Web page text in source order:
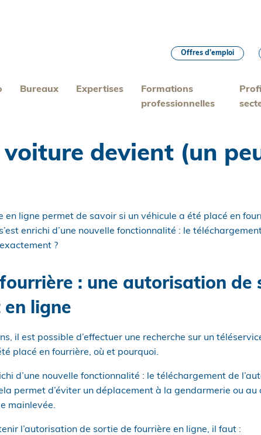
Bureaux Expertises
Formations
professionnelles
Offres d’emploi
devient (un
en ligne permet de savoir si un véhicule a été placé en
enrichi d’une nouvelle fonctionnalité : le
?
: une autorisation de
ligne
il est possible d’effectuer une recherche sur un
placé en fourrière, où et pourquoi.
d’une nouvelle fonctionnalité : le téléchargement de
permet d’éviter un déplacement à la gendarmerie ou
mainlevée.
l’autorisation de sortie de fourrière en ligne, il faut :